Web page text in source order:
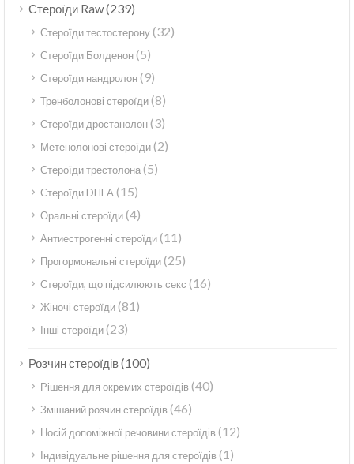
Стероїди Raw(239)
Стероїди тестостерону(32)
Стероїди Болденон(5)
Стероїди нандролон(9)
Тренболонові стероїди(8)
Стероїди дростанолон(3)
Метенолонові стероїди(2)
Стероїди трестолона(5)
Стероїди DHEA(15)
Оральні стероїди(4)
Антиестрогенні стероїди(11)
Прогормональні стероїди(25)
Стероїди, що підсилюють секс (16)
Жіночі стероїди(81)
Інші стероїди(23)
Розчин стероїдів(100)
Рішення для окремих стероїдів (40)
Змішаний розчин стероїдів (46)
Носій допоміжної речовини стероїдів (12)
Індивідуальне рішення для стероїдів (1)